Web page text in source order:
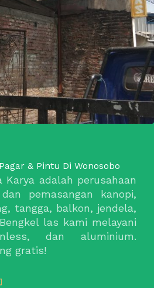
& Pintu Di Wonosobo
Karya adalah perusahaan
pemasangan kanopi,
tangga, balkon, jendela,
las kami melayani
dan aluminium.
gratis!